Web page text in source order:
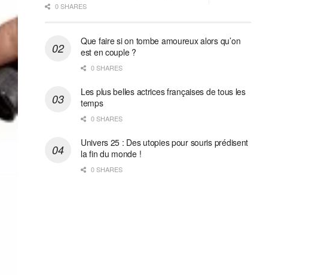
0 SHARES
Que faire si on tombe amoureux alors qu’on
est en couple ?
0 SHARES
Les plus belles actrices françaises de tous les
temps
0 SHARES
Univers 25 : Des utopies pour souris prédisent
la fin du monde !
0 SHARES